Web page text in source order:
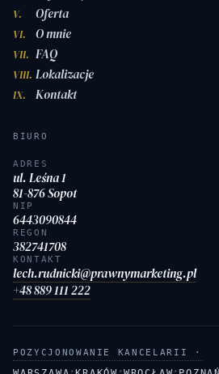
V. Oferta
VI. O mnie
VII. FAQ
VIII. Lokalizacje
IX. Kontakt
BIURO
ADRES
ul. Leśna 1
81-876 Sopot
NIP
6443090844
REGON
382741708
KONTAKT
lech.rudnicki@prawnymarketing.pl
+48 889 111 222
POZYCJONOWANIE KANCELARII ·